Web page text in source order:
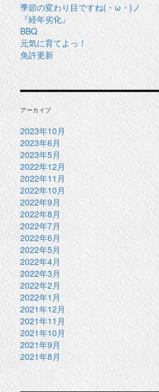
季節の変わり目ですね(・ω・)ノ
『経年劣化』
BBQ
元気に育てよっ！
免許更新
アーカイブ
2023年10月
2023年6月
2023年5月
2022年12月
2022年11月
2022年10月
2022年9月
2022年8月
2022年7月
2022年6月
2022年5月
2022年4月
2022年3月
2022年2月
2022年1月
2021年12月
2021年11月
2021年10月
2021年9月
2021年8月